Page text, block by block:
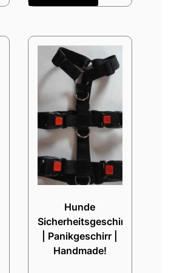
Hunde
Sicherheitsgeschirr
| Panikgeschirr |
Handmade!